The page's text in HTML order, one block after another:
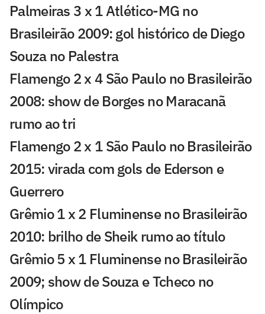
Palmeiras 3 x 1 Atlético-MG no
Brasileirão 2009: gol histórico de Diego
Souza no Palestra
Flamengo 2 x 4 São Paulo no Brasileirão
2008: show de Borges no Maracanã
rumo ao tri
Flamengo 2 x 1 São Paulo no Brasileirão
2015: virada com gols de Ederson e
Guerrero
Grêmio 1 x 2 Fluminense no Brasileirão
2010: brilho de Sheik rumo ao título
Grêmio 5 x 1 Fluminense no Brasileirão
2009; show de Souza e Tcheco no
Olímpico